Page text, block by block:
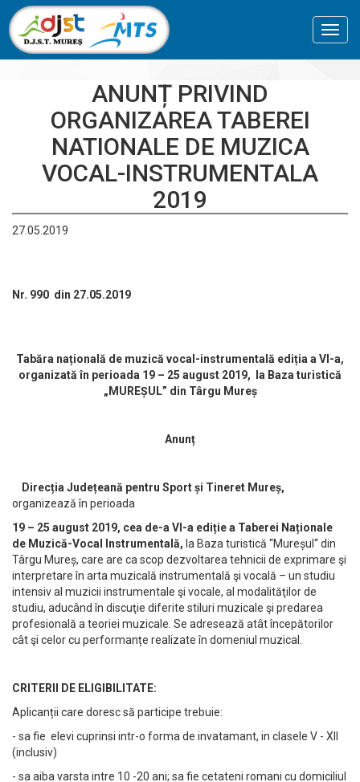
ANUNȚ PRIVIND
ORGANIZAREA TABEREI
NATIONALE DE MUZICA
VOCAL-INSTRUMENTALA
2019
27.05.2019
Nr. 990 din 27.05.2019
Tabăra națională de muzică vocal-instrumentală ediția a VI-a,
organizată în perioada 19 – 25 august 2019, la Baza turistică
„MUREȘUL” din Târgu Mureș
Anunț
Direcția Județeană pentru Sport și Tineret Mureș,
organizează în perioada
19 – 25 august 2019, cea de-a VI-a ediție a Taberei Naționale
de Muzică-Vocal Instrumentală, la Baza turistică “Mureșul“ din
Târgu Mureș, care are ca scop dezvoltarea tehnicii de exprimare şi
interpretare în arta muzicală instrumentală şi vocală – un studiu
intensiv al muzicii instrumentale şi vocale, al modalităţilor de
studiu, aducând în discuţie diferite stiluri muzicale şi predarea
profesională a teoriei muzicale. Se adresează atât începătorilor
cât şi celor cu performanțe realizate în domeniul muzical.
CRITERII DE ELIGIBILITATE:
Aplicanții care doresc să participe trebuie:
- sa fie elevi cuprinsi intr-o forma de invatamant, in clasele V - XII
(inclusiv)
- sa aiba varsta intre 10 -20 ani; sa fie cetateni romani cu domiciliul